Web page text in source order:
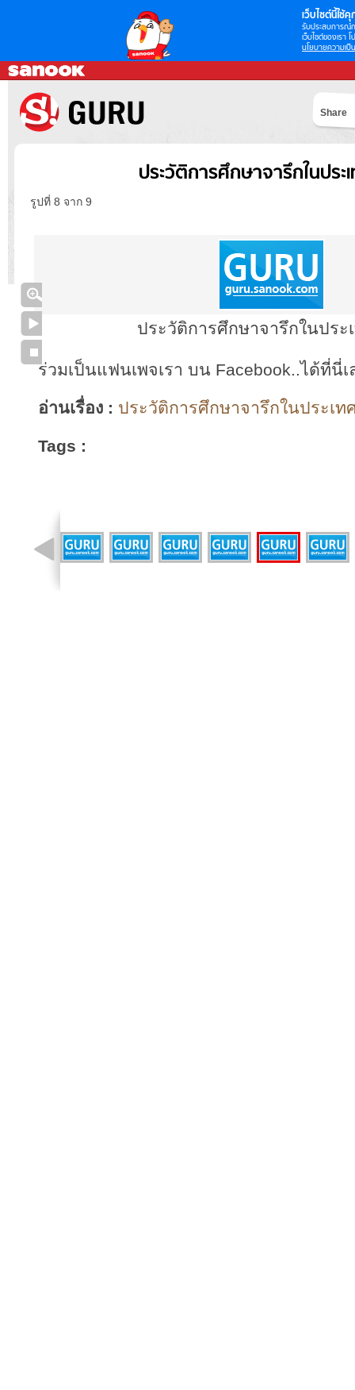
เว็บไซต์นี้ใช้คุ
รับประสบการณ์
เว็บไซต์ของเรา
นโยบายความเป็
Share
ประวัติการศึกษาจารึกในประ
รูปที่ 8 จาก 9
ประวัติการศึกษาจารึกในประ
ร่วมเป็นแฟนเพจเรา บน Facebook..ได้ที่นี่เ
อ่านเรื่อง : ประวัติการศึกษาจารึกในประเ
Tags :